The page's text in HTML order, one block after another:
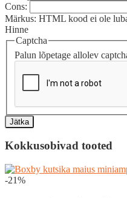
Cons:
Märkus: HTML kood ei ole
Hinne
Captcha
Palun lõpetage allolev
Jätka
Kokkusobivad tooted
-21%